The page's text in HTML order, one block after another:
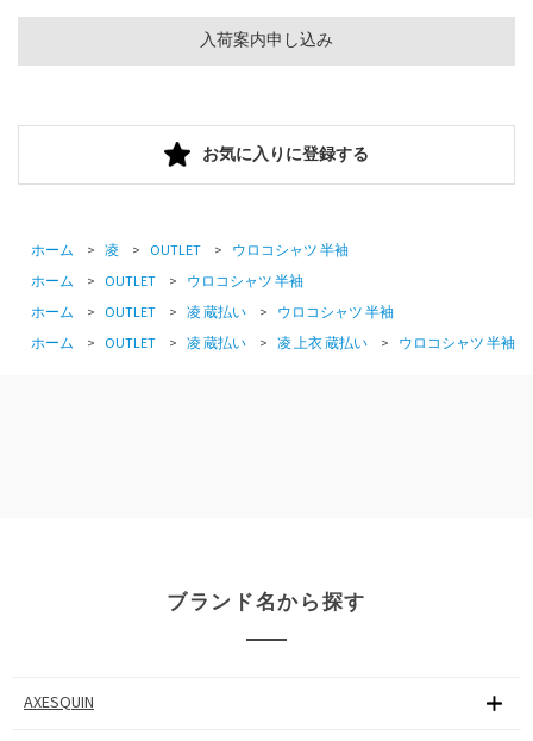
入荷案内申し込み
お気に入りに登録する
ホーム > 凌 > OUTLET > ウロコシャツ 半袖
ホーム
> OUTLET > ウロコシャツ 半袖
ホーム
> OUTLET > 凌 蔵払い > ウロコシャツ 半袖
ホーム
> OUTLET > 凌 蔵払い > 凌 上衣 蔵払い > ウロコシャツ 半袖
ブランド名から探す
AXESQUIN